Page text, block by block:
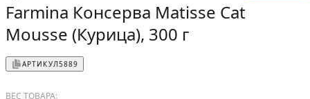
Farmina Консерва Matisse Cat
Mousse (Курица), 300 г
АРТИКУЛ5889
ВЕС ТОВАРА: